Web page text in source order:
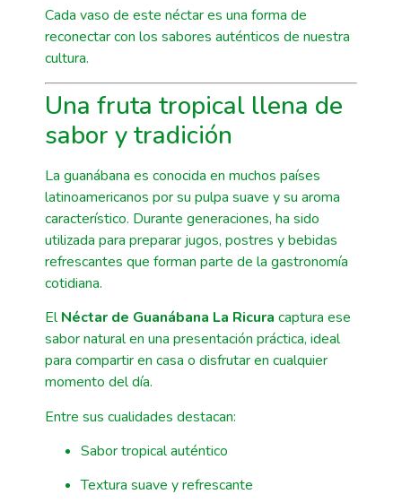
Cada vaso de este néctar es una forma de
reconectar con los sabores auténticos de nuestra
cultura.
Una fruta tropical llena de
sabor y tradición
La guanábana es conocida en muchos países
latinoamericanos por su pulpa suave y su aroma
característico. Durante generaciones, ha sido
utilizada para preparar jugos, postres y bebidas
refrescantes que forman parte de la gastronomía
cotidiana.
ElNéctar de Guanábana La Ricura captura ese
sabor natural en una presentación práctica, ideal
para compartir en casa o disfrutar en cualquier
momento del día.
Entre sus cualidades destacan:
Sabor tropical auténtico
Textura suave y refrescante